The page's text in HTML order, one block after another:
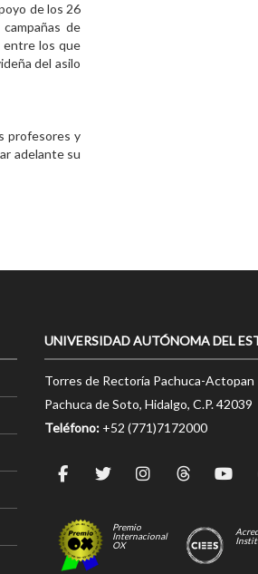
de los 26
de
entre los que
del asilo
profesores y
adelante su
UNIVERSIDAD AUTÓNOMA DEL
Torres de Rectoría Pachuca-Actopan
Pachuca de Soto, Hidalgo, C.P. 42039
Teléfono: +52 (771)7172000
Premio
Internacional
OX